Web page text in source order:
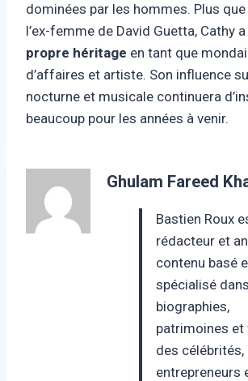
dominées par les hommes. Plus
l’ex-femme de David Guetta, Cathy
propre héritage en tant que
d’affaires et artiste. Son influence
nocturne et musicale continuera
beaucoup pour les années à venir.
Ghulam Fareed
Bastien Roux
rédacteur et
contenu basé
spécialisé
biographies,
patrimoines
des célébrités,
entrepreneurs